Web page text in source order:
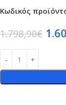
Κωδικός
1.798,90€